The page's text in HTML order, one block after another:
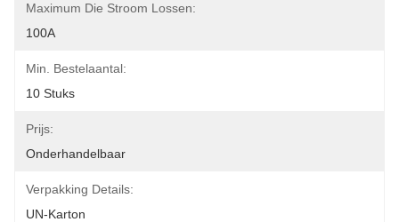
Maximum Die Stroom Lossen:
100A
Min. Bestelaantal:
10 Stuks
Prijs:
Onderhandelbaar
Verpakking Details:
UN-Karton